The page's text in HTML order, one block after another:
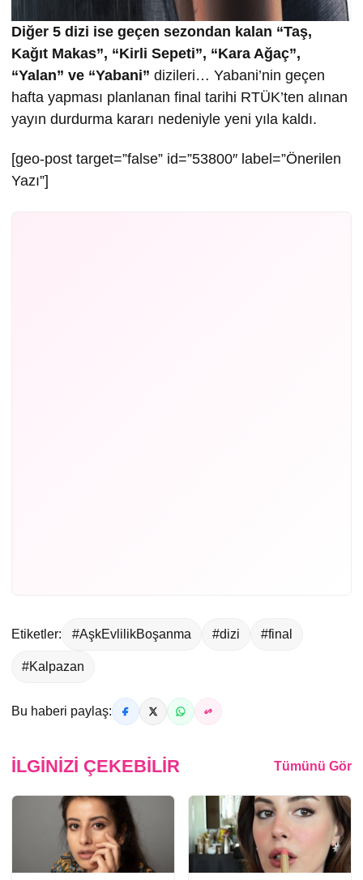
Diğer 5 dizi ise geçen sezondan kalan “Taş,
Kağıt Makas”, “Kirli Sepeti”, “Kara Ağaç”,
“Yalan” ve “Yabani” dizileri… Yabani’nin geçen
hafta yapması planlanan final tarihi RTÜK’ten alınan
yayın durdurma kararı nedeniyle yeni yıla kaldı.
[geo-post target=”false” id=”53800″ label=”Önerilen
Yazı”]
Etiketler: #AşkEvlilikBoşanma #dizi #final
#Kalpazan
Bu haberi paylaş:
İLGINIZI ÇEKEBILIR Tümünü Gör